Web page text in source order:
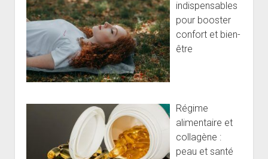
calories
indispensables
pour booster
confort et bien-
être
Régime
alimentaire et
collagène :
peau et santé